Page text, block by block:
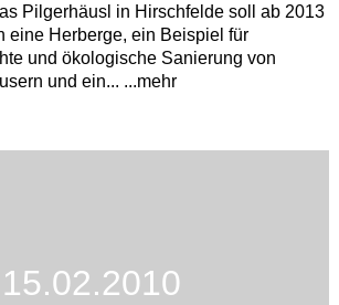
Pilgerhäusl in Hirschfelde soll ab 2013
eine Herberge, ein Beispiel für
und ökologische Sanierung von
und ein... ...mehr
15.02.2010